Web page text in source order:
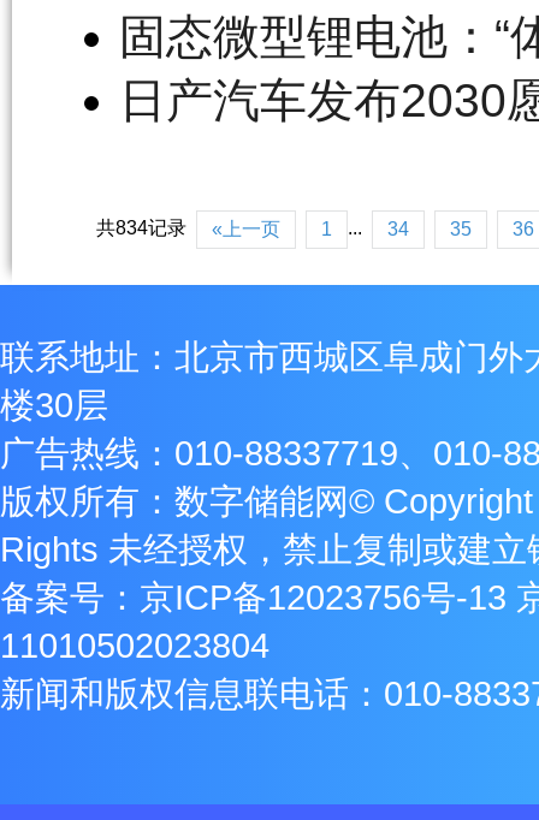
固态微型锂电池：“
日产汽车发布2030
共834记录 «上一页 1 ... 34 35 36
联系地址：北京市西城区阜成门外
楼30层
广告热线：010-88337719、010-
版权所有：数字储能网©
Rights 未经授权，禁止复制或建立
备案号： 京ICP备12023756号-13
11010502023804
新闻和版权信息联电话：010-